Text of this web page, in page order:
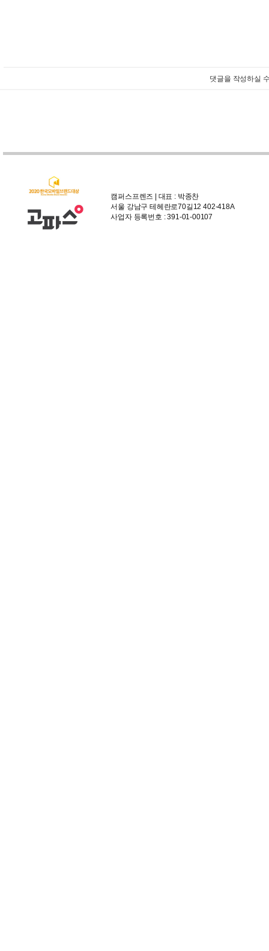
댓글을 작성하실
캠퍼스프렌즈 | 대표 : 박종찬
서울 강남구 테헤란로70길12 402-418A
사업자 등록번호 : 391-01-00107